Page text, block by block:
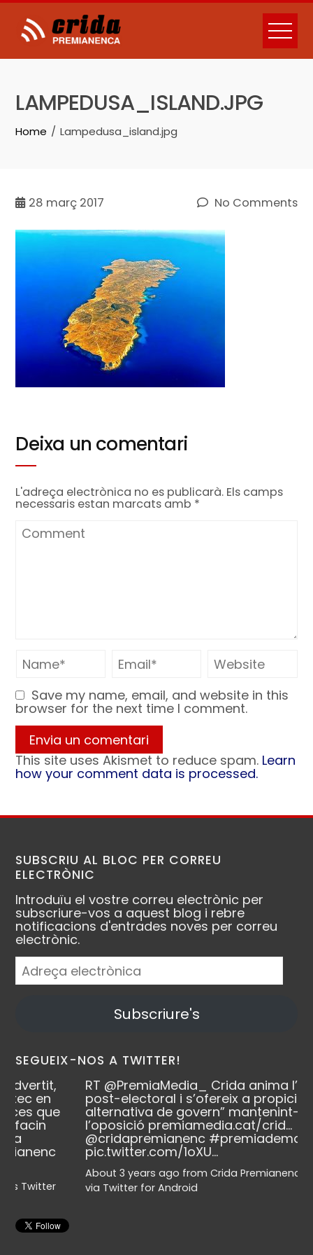
Skip
content
LAMPEDUSA_ISLAND.JPG
Home Lampedusa_island.jpg
28 març 2017 No Comments
Deixa un comentari
L'adreça electrònica no es publicarà. Els camps
necessaris estan marcats amb *
Save my name, email, and website in this
browser for the next time I comment.
This site uses Akismet to reduce spam. Learn
how your comment data is processed.
SUBSCRIU AL BLOC PER CORREU
ELECTRÒNIC
Introduïu el vostre correu electrònic per
subscriure-vos a aquest blog i rebre
notificacions d'entrades noves per correu
electrònic.
Adreça
electrònica
Subscriure's
SEGUEIX-NOS A TWITTER!
RT@PremiaMedia_Crida anima l’escenari
post-electoral i s’ofereix a propiciar “una
alternativa de govern” mantenint-se a
l’oposiciópremiamedia.cat/crid…
@cridapremianenc #premiademar
pic.twitter.com/1oXU…
About 3 years ago from Crida Premianenca's Twitter
viaTwitter for Android